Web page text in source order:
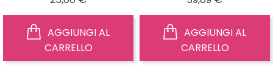
CARRELLO
CARRELLO